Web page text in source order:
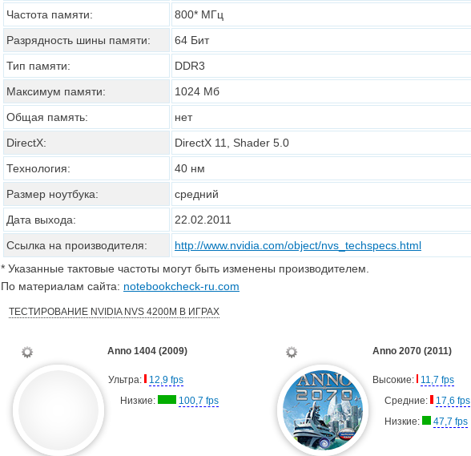
Частота памяти:
800* МГц
Разрядность шины памяти:
64 Бит
Тип памяти:
DDR3
Максимум памяти:
1024 Мб
Общая память:
нет
DirectX:
DirectX 11, Shader 5.0
Технология:
40 нм
Размер ноутбука:
средний
Дата выхода:
22.02.2011
Ссылка на производителя:
http://www.nvidia.com/object/nvs_techspecs.html
* Указанные тактовые частоты могут быть изменены производителем.
По материалам сайта: notebookcheck-ru.com
ТЕСТИРОВАНИЕ NVIDIA NVS 4200M В ИГРАХ
Anno 1404 (2009)
Ультра:
12,9 fps
Низкие:
100,7 fps
Anno 2070 (2011)
Высокие:
11,7 fps
Средние:
17,6 fps
Низкие:
47,7 fps